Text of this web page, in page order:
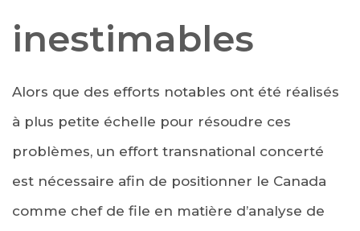
inestimables
Alors que des efforts notables ont été réalisés
à plus petite échelle pour résoudre ces
problèmes, un effort transnational concerté
est nécessaire afin de positionner le Canada
comme chef de file en matière d’analyse de